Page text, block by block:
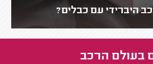
היברידי עם כבלים?
בעולם הרכב